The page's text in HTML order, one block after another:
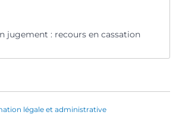
jugement : recours en cassation
légale et administrative